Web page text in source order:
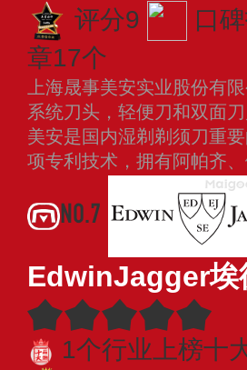
评分9
口
章17个
上海晟事美安实业股份有
系统刀头，轻便刀和双面
美安是国内湿剃剃须刀重
项专利技术，拥有阿帕齐
NO.7
EdwinJagger埃
1个行业上榜十